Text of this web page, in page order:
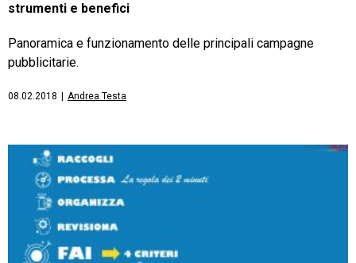
strumenti e benefici
Panoramica e funzionamento delle principali campagne
pubblicitarie.
08.02.2018 Andrea Testa